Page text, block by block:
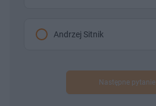
Andrzej Sitnik
Następne pytanie